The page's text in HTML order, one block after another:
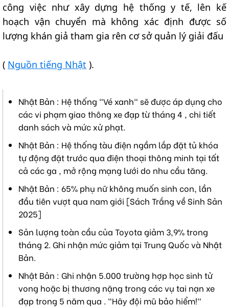
công việc như xây dựng hệ thống y tế, lên kế
hoạch vận chuyển mà không xác định được số
lượng khán giả tham gia rên cơ sở quản lý giải đấu
( Nguồn tiếng Nhật ).
Nhật Bản : Hệ thống "Vé xanh" sẽ được áp dụng cho
các vi phạm giao thông xe đạp từ tháng 4 , chi tiết
danh sách và mức xử phạt.
Nhật Bản : Hệ thống tàu điện ngầm lắp đặt tủ khóa
tự động đặt trước qua điện thoại thông minh tại tất
cả các ga , mở rộng mạng lưới do nhu cầu tăng.
Nhật Bản : 65% phụ nữ không muốn sinh con, lần
đầu tiên vượt qua nam giới [Sách Trắng về Sinh Sản
2025]
Sản lượng toàn cầu của Toyota giảm 3,9% trong
tháng 2. Ghi nhận mức giảm tại Trung Quốc và Nhật
Bản.
Nhật Bản : Ghi nhận 5.000 trường hợp học sinh tử
vong hoặc bị thương nặng trong các vụ tai nạn xe
đạp trong 5 năm qua . "Hãy đội mũ bảo hiểm!"